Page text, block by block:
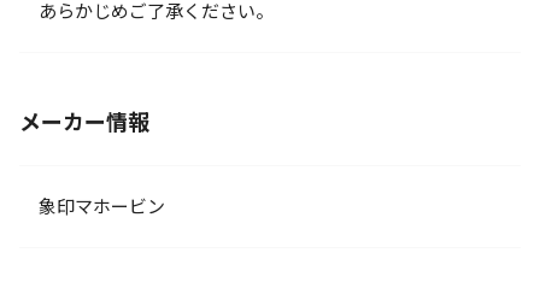
あらかじめご了承ください。
メーカー情報
象印マホービン